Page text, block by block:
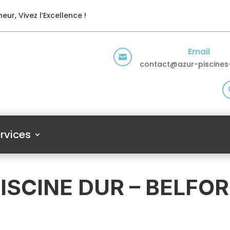
Vivez l’Excellence !
 Email
contact@azur-
DUR –